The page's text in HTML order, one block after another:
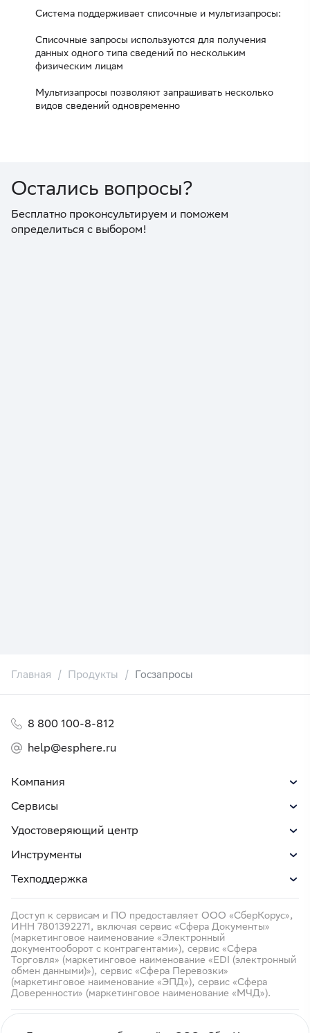
Система поддерживает списочные и мультизапросы:
Списочные запросы используются для получения
данных одного типа сведений по нескольким
физическим лицам
Мультизапросы позволяют запрашивать несколько
видов сведений одновременно
Остались вопросы?
Бесплатно проконсультируем и поможем
определиться с выбором!
Главная Продукты Госзапросы
Компания
Сервисы
Удостоверяющий центр
Инструменты
Техподдержка
8 800 100-8-812
help@esphere.ru
Доступ к сервисам и ПО предоставляет ООО «СберКорус»,
ИНН 7801392271, включая сервис «Сфера Документы»
(маркетинговое наименование «Электронный
документооборот с контрагентами»), сервис «Сфера
Торговля» (маркетинговое наименование «EDI (электронный
обмен данными)»), сервис «Сфера Перевозки»
(маркетинговое наименование «ЭПД»), сервис «Сфера
Доверенности» (маркетинговое наименование «МЧД»).